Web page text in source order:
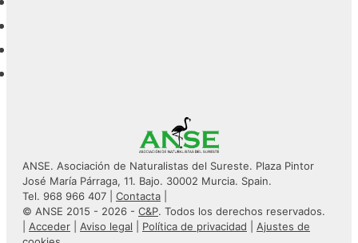
ANSE. Asociación de Naturalistas del Sureste. Plaza Pintor
José María Párraga, 11. Bajo. 30002 Murcia. Spain.
Tel. 968 966 407 | Contacta
© ANSE 2015 - 2026 - C&P. Todos los derechos reservados.
Acceder Aviso legal Política de privacidad
Ajustes de